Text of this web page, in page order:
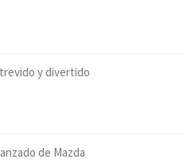
y divertido
de Mazda